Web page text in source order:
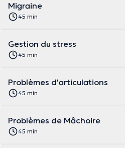
Migraine
45 min
Gestion du stress
45 min
Problèmes d'articulations
45 min
Problèmes de Mâchoire
45 min